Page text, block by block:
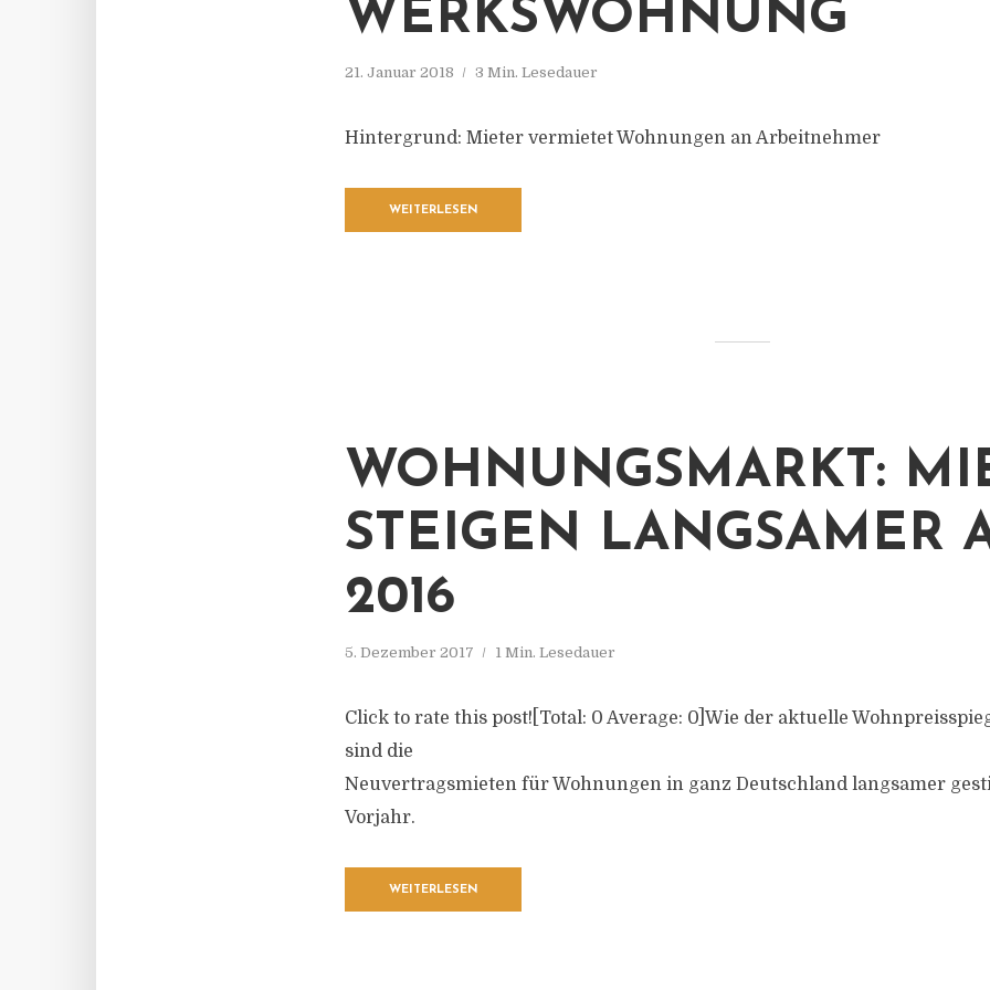
WERKSWOHNUNG
21. Januar 2018 3 Min. Lesedauer
Hintergrund: Mieter vermietet Wohnungen an Arbeitnehmer
WEITERLESEN
WOHNUNGSMARKT:
STEIGEN LANGSAMER
2016
5. Dezember 2017 1 Min. Lesedauer
Click to rate this post![Total: 0 Average: 0]Wie der aktuelle
sind die
Neuvertragsmieten für Wohnungen in ganz Deutschland langsamer
Vorjahr.
WEITERLESEN